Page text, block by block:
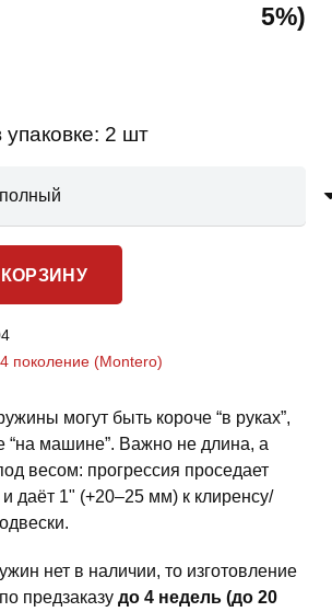
5%)
2 шт
КОРЗИНУ
поколение (Montero)
могут быть короче “в руках”,
“на машине”. Важно не длина, а
весом: прогрессия проседает
даёт 1" (+20–25 мм) к клиренсу/
нет в наличии, то изготовление
предзаказу до 4 недель (до 20